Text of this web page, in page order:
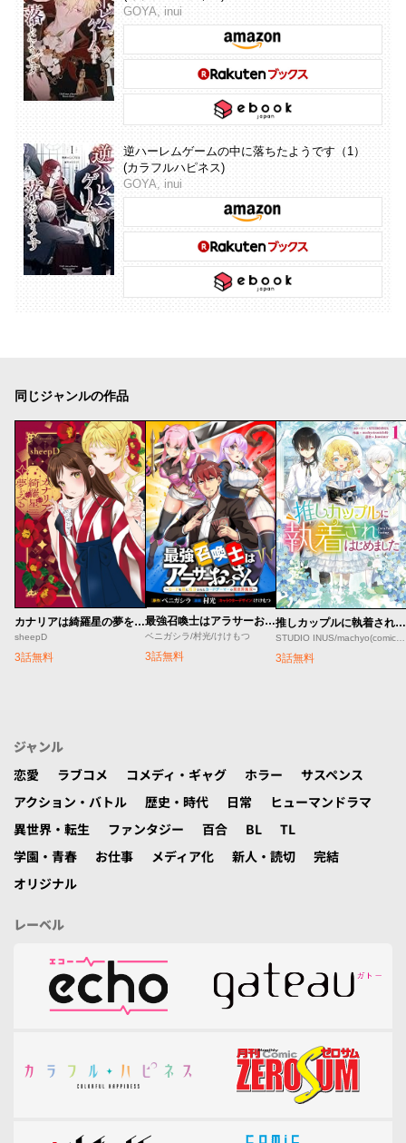
GOYA, inui
逆ハーレムゲームの中に落ちたようです（1）
(カラフルハピネス)
GOYA, inui
同じジャンルの作品
カナリアは綺羅星の夢をみる
sheepD
3話無料
最強召喚士はアラサーおっさん 〜カードを親に処分されたカードゲーマーの異世界無双〜
ベニガシラ/村光/けけもつ
3話無料
推しカップルに執着されはじめました
3話無料
ジャンル
恋愛
ラブコメ コメディ・ギャグ ホラー
サスペンス
アクション・バトル
歴史・時代 日常
ヒューマンドラマ
異世界・転生
ファンタジー 百合 BL
TL
学園・青春
お仕事 メディア化 新人・読切
完結
オリジナル
レーベル